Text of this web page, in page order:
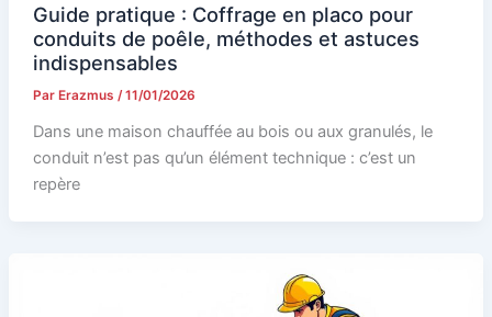
Guide pratique : Coffrage en placo pour
conduits de poêle, méthodes et astuces
indispensables
Par Erazmus /11/01/2026
Dans une maison chauffée au bois ou aux granulés, le
conduit n’est pas qu’un élément technique : c’est un
repère